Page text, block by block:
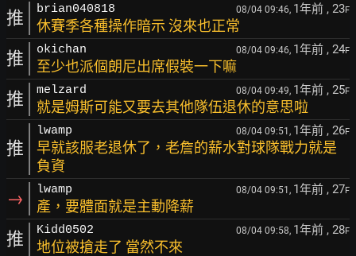
推 brian040818 08/04 09:46, 1年前 , 23F
休賽季各種操作暗示 沒來也正常
推 okichan 08/04 09:46, 1年前 , 24F
至少也派個朗尼出席假裝一下嘛
推 melzard 08/04 09:49, 1年前 , 25F
就是姆斯可能又要去其他隊伍退休的意思啦
推
lwamp 08/04 09:51, 1年前 , 26F
早就該服老退休了，老詹的薪水對球隊戰力就是
負資
→ lwamp 08/04 09:51, 1年前 , 27F
產，要體面就是主動降薪
推 Kidd0502 08/04 09:58, 1年前 , 28F
地位被搶走了 當然不來